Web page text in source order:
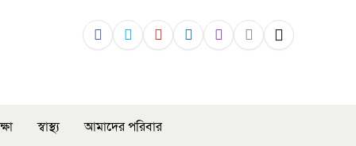
স্বাস্থ্য আমাদের পরিবার